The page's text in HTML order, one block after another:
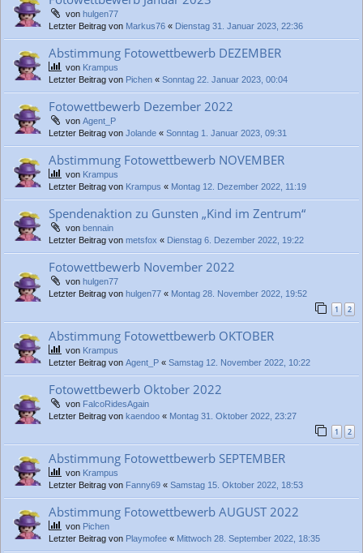
von hulgen77
Letzter Beitrag von Markus76 « Dienstag 31. Januar 2023, 22:36
Abstimmung Fotowettbewerb DEZEMBER
von Krampus
Letzter Beitrag von Pichen « Sonntag 22. Januar 2023, 00:04
Fotowettbewerb Dezember 2022
von Agent_P
Letzter Beitrag von Jolande « Sonntag 1. Januar 2023, 09:31
Abstimmung Fotowettbewerb NOVEMBER
von Krampus
Letzter Beitrag von Krampus « Montag 12. Dezember 2022, 11:19
Spendenaktion zu Gunsten „Kind im Zentrum“
von bennain
Letzter Beitrag von metsfox « Dienstag 6. Dezember 2022, 19:22
Fotowettbewerb November 2022
von hulgen77
Letzter Beitrag von hulgen77 « Montag 28. November 2022, 19:52
1 2
Abstimmung Fotowettbewerb OKTOBER
von Krampus
Letzter Beitrag von Agent_P « Samstag 12. November 2022, 10:22
Fotowettbewerb Oktober 2022
von FalcoRidesAgain
Letzter Beitrag von kaendoo « Montag 31. Oktober 2022, 23:27
1 2
Abstimmung Fotowettbewerb SEPTEMBER
von Krampus
Letzter Beitrag von Fanny69 « Samstag 15. Oktober 2022, 18:53
Abstimmung Fotowettbewerb AUGUST 2022
von Pichen
Letzter Beitrag von Playmofee « Mittwoch 28. September 2022, 18:35